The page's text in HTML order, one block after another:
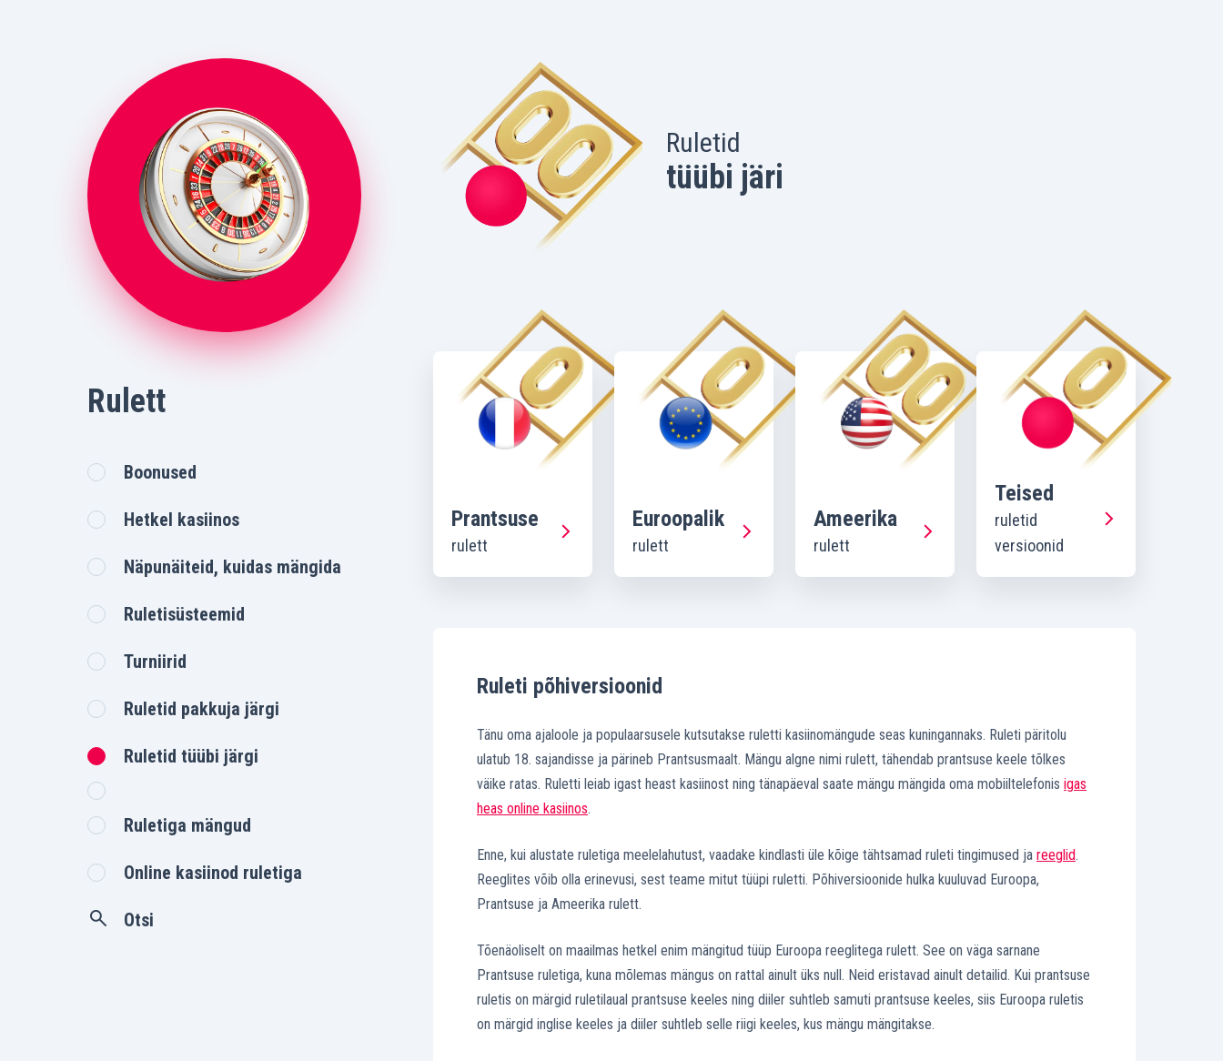
Rulett
Boonused
Hetkel kasiinos
Näpunäiteid, kuidas mängida
Ruletisüsteemid
Turniirid
Ruletid pakkuja järgi
Ruletid tüübi järgi
Ruletiga mängud
Online kasiinod ruletiga
Otsi
Ruletid
tüübi järi
Prantsuse
rulett
Euroopalik
rulett
Ameerika
rulett
Teised
ruletid
versioonid
Ruleti põhiversioonid
Tänu oma ajaloole ja populaarsusele kutsutakse ruletti kasiinomängude seas kuningannaks. Ruleti päritolu
ulatub 18. sajandisse ja pärineb Prantsusmaalt. Mängu algne nimi rulett, tähendab prantsuse keele tõlkes
väike ratas. Ruletti leiab igast heast kasiinost ning tänapäeval saate mängu mängida oma mobiiltelefonis igas
heas online kasiinos.
Enne, kui alustate ruletiga meelelahutust, vaadake kindlasti üle kõige tähtsamad ruleti tingimused ja reeglid.
Reeglites võib olla erinevusi, sest teame mitut tüüpi ruletti. Põhiversioonide hulka kuuluvad Euroopa,
Prantsuse ja Ameerika rulett.
Tõenäoliselt on maailmas hetkel enim mängitud tüüp Euroopa reeglitega rulett. See on väga sarnane
Prantsuse ruletiga, kuna mõlemas mängus on rattal ainult üks null. Neid eristavad ainult detailid. Kui prantsuse
ruletis on märgid ruletilaual prantsuse keeles ning diiler suhtleb samuti prantsuse keeles, siis Euroopa ruletis
on märgid inglise keeles ja diiler suhtleb selle riigi keeles, kus mängu mängitakse.